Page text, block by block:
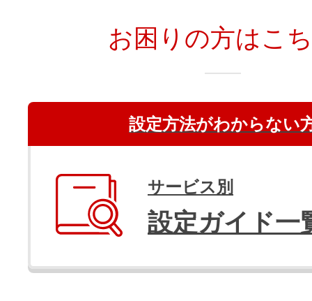
お困りの方はこ
設定方法がわからない
サービス別
設定ガイド一